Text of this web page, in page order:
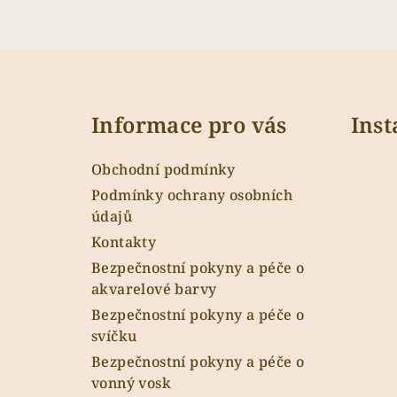
Informace pro vás
Obchodní podmínky
Podmínky ochrany osobních
údajů
Kontakty
Bezpečnostní pokyny a péče o
akvarelové barvy
Bezpečnostní pokyny a péče o
svíčku
Bezpečnostní pokyny a péče o
vonný vosk